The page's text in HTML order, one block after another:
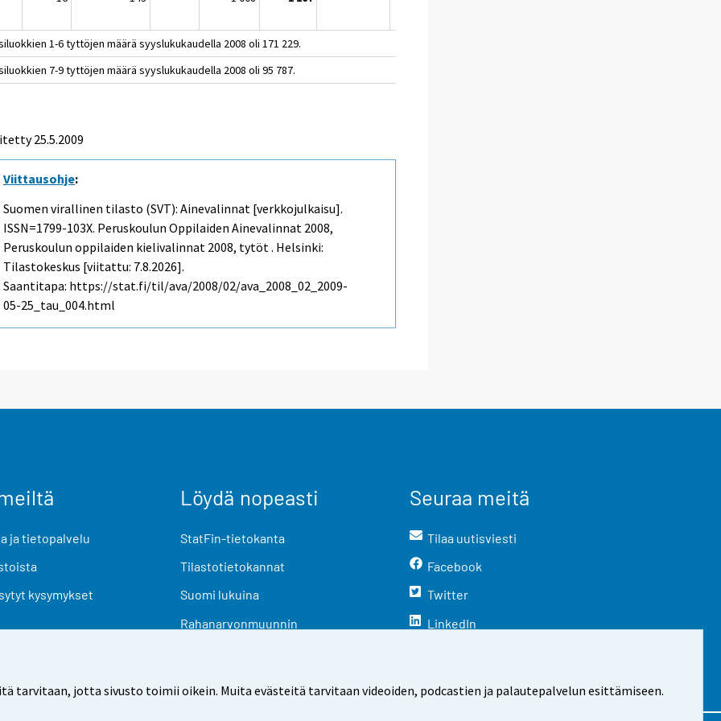
tarvitaan, jotta sivusto toimii oikein. Muita evästeitä tarvitaan videoiden, podcastien ja palautepalvelun esittämiseen.
1-6 tyttöjen määrä syyslukukaudella 2008 oli 171 229.
7-9 tyttöjen määrä syyslukukaudella 2008 oli 95 787.
25.5.2009
Viittausohje:
Suomen virallinen tilasto (SVT): Ainevalinnat [verkkojulkaisu].
ISSN=1799-103X. Peruskoulun Oppilaiden Ainevalinnat 2008,
Peruskoulun oppilaiden kielivalinnat 2008, tytöt . Helsinki:
Tilastokeskus [viitattu: 7.8.2026].
Saantitapa: https://stat.fi/til/ava/2008/02/ava_2008_02_2009-
05-25_tau_004.html
ja tietopalvelu
kysymykset
Löydä nopeasti
StatFin-tietokanta
Tilastotietokannat
Suomi lukuina
Rahanarvonmuunnin
Seuraa meitä
Tilaa uutisviesti
Facebook
Twitter
LinkedIn